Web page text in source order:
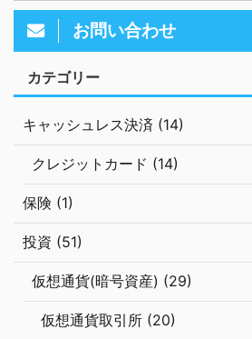
お問い合わせ
カテゴリー
キャッシュレス決済 (14)
クレジットカード (14)
保険 (1)
投資 (51)
仮想通貨(暗号資産) (29)
仮想通貨取引所 (20)